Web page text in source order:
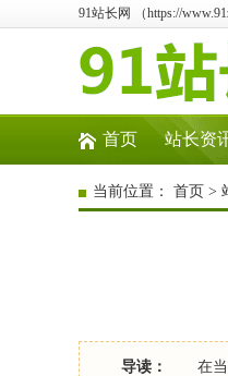
91站长网 （https://
首页 站长资
当前位置： 首页 >
导读：
在当今